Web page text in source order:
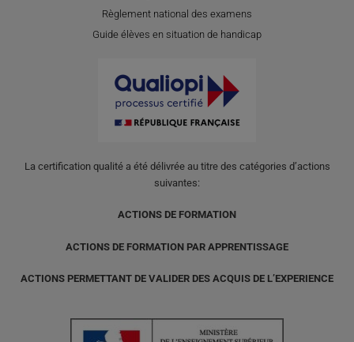
Règlement national des examens
Guide élèves en situation de handicap
La certification qualité a été délivrée au titre des catégories d’actions
suivantes:
ACTIONS DE FORMATION
ACTIONS DE FORMATION PAR APPRENTISSAGE
ACTIONS PERMETTANT DE VALIDER DES ACQUIS DE L’EXPERIENCE